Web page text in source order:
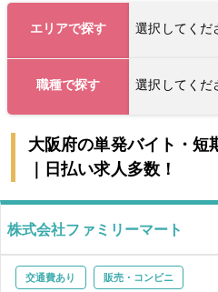
エリアで探す 選択してくだ
職種で探す 選択してくだ
大阪府の単発バイト・短
｜日払い求人多数！
株式会社ファミリーマート
交通費あり 販売・コンビニ